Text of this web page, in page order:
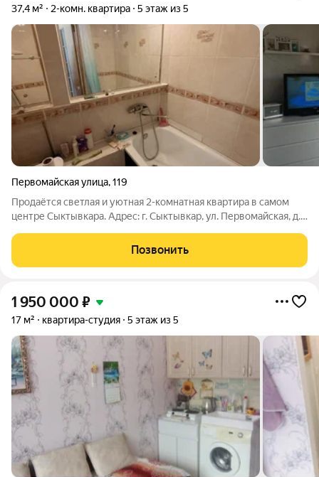
37,4 м² 2-комн. квартира 5 этаж из 5
Первомайская улица,119
Продаётся светлая и уютная 2-комнатная квартира в самом
центре Сыктывкара. Адрес: г. Сыктывкар, ул. Первомайская, д.
площадь составляет 38,1 м (с учетом балкона). Это отличный
вариант как
Позвонить
1 950 000 ₽
17 м² квартира-студия 5 этаж из 5